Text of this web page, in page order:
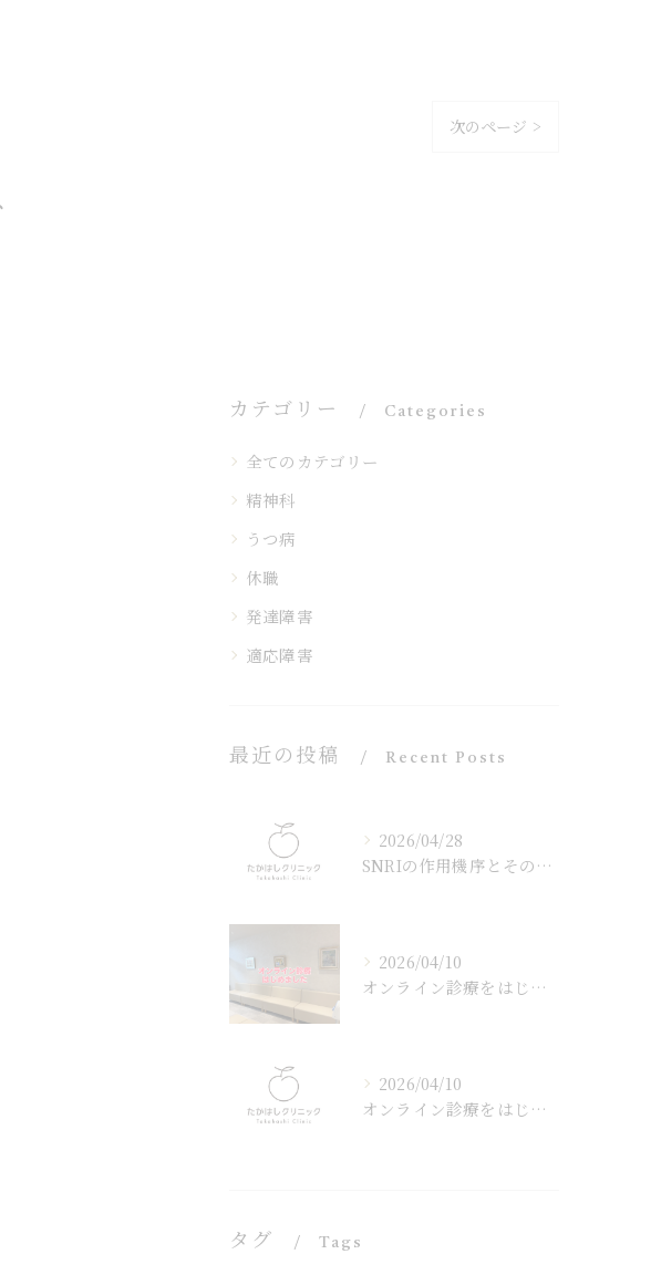
次のページ >
カテゴリー Categories
全てのカテゴリー
精神科
うつ病
休職
発達障害
適応障害
最近の投稿 Recent Posts
2026/04/28
SNRIの作用機序とその効果
2026/04/10
オンライン診療をはじめました
2026/04/10
オンライン診療をはじめました
タグ Tags